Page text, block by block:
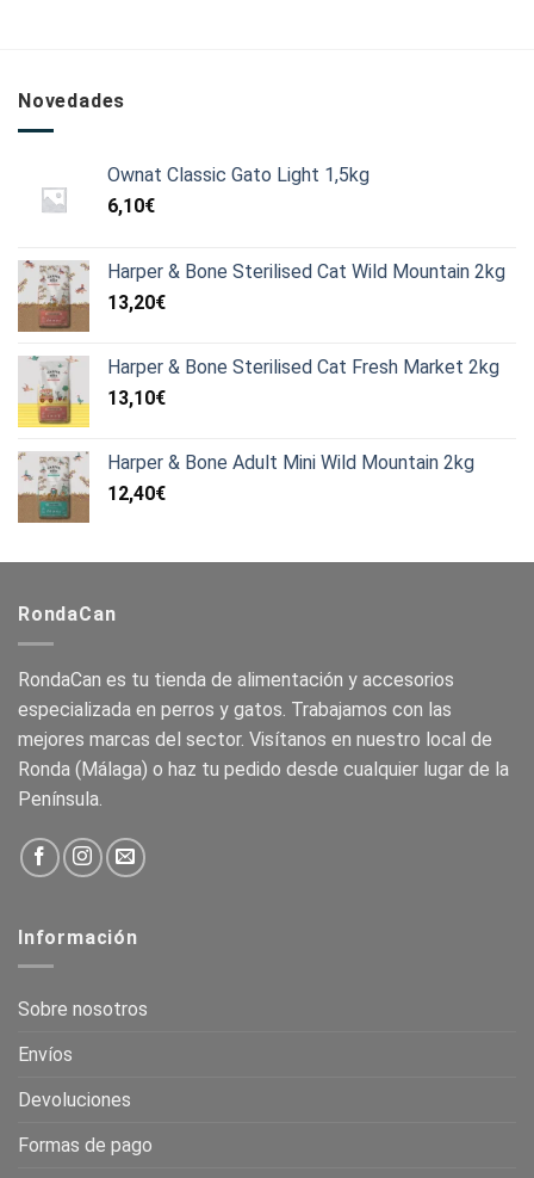
Novedades
Ownat Classic Gato Light 1,5kg
6,10€
Harper & Bone Sterilised Cat Wild Mountain 2kg
13,20€
Harper & Bone Sterilised Cat Fresh Market 2kg
13,10€
Harper & Bone Adult Mini Wild Mountain 2kg
12,40€
RondaCan
RondaCan es tu tienda de alimentación y accesorios
especializada en perros y gatos. Trabajamos con las
mejores marcas del sector. Visítanos en nuestro local de
Ronda (Málaga) o haz tu pedido desde cualquier lugar de la
Península.
Información
Sobre nosotros
Envíos
Devoluciones
Formas de pago